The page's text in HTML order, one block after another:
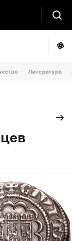
Литература